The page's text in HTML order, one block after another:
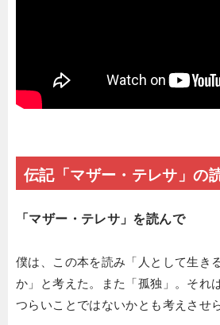
伝記「マザー・テレサ」の
「マザー・テレサ」を読んで
僕は、この本を読み「人として生き
か」と考えた。また「孤独」。それ
つらいことではないかとも考えさせ